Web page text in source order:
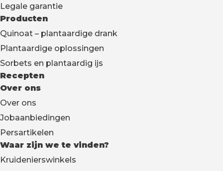
Legale garantie
Producten
Quinoat – plantaardige drank
Plantaardige oplossingen
Sorbets en plantaardig ijs
Recepten
Over ons
Over ons
Jobaanbiedingen
Persartikelen
Waar zijn we te vinden?
Kruidenierswinkels